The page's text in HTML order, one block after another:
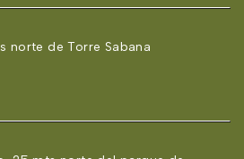
norte de Torre Sabana